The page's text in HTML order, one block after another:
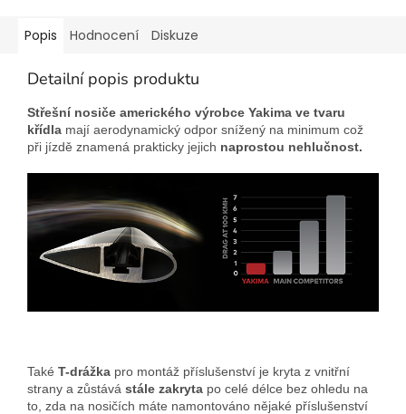
Popis Hodnocení Diskuze
Detailní popis produktu
Střešní nosiče amerického výrobce Yakima ve tvaru
křídla mají aerodynamický odpor snížený na minimum což
při jízdě znamená prakticky jejich naprostou nehlučnost.
Také T-drážka pro montáž příslušenství je kryta z vnitřní
strany a zůstává stále zakryta po celé délce bez ohledu na
to, zda na nosičích máte namontováno nějaké příslušenství